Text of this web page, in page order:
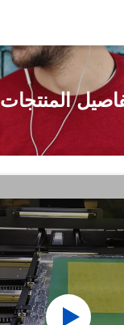
المنتجات